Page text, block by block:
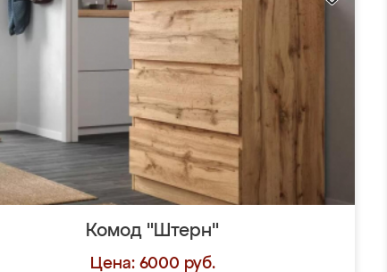
Комод "Штерн"
Цена: 6000 руб.